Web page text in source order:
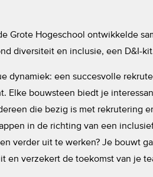
Grote Hogeschool ontwikkelde
diversiteit en inclusie, een D&I-
dynamiek: een succesvolle
Elke bouwsteen biedt je
die bezig is met rekrutering
in de richting van een
verder uit te werken? Je bouwt
verzekert de toekomst van je